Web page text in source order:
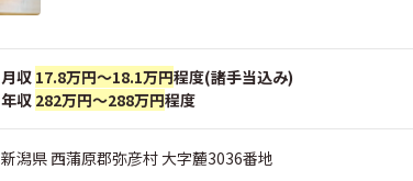
月収 17.8万円～18.1万円程度(諸手当込み)
年収 282万円～288万円程度
新潟県 西蒲原郡弥彦村 大字麓3036番地